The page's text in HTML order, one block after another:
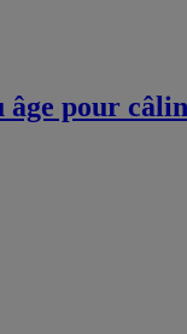
âge pour câlin